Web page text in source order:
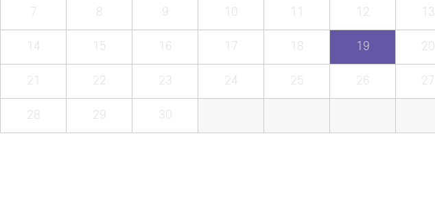
7 8 9 10 11 12 13
14 15 16 17 18 19 20
21 22 23 24 25 26 27
28 29 30